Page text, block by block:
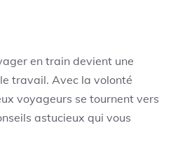
en train devient une
travail. Avec la volonté
voyageurs se tournent vers
astucieux qui vous